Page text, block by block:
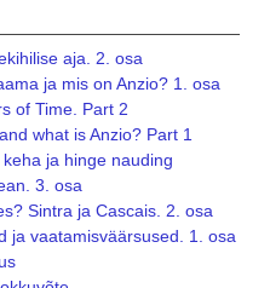
aja. 2. osa
ja mis on Anzio? 1. osa
of Time. Part 2
what is Anzio? Part 1
ja hinge nauding
3. osa
Sintra ja Cascais. 2. osa
ja vaatamisväärsused. 1. osa